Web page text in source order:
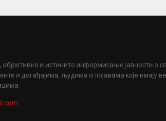
и истинито информисање јавности о
и догађајима, људима и појавама које имају